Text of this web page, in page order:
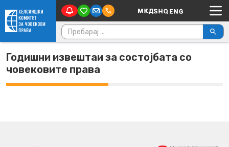
Skip to content Main Navigation
Пребарувај за:
Годишни извештаи за состојбата со
човековите права